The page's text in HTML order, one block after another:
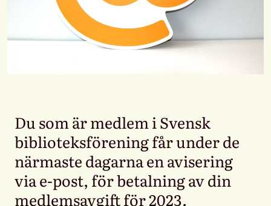
Du som är medlem i Svensk
biblioteksförening får under de
närmaste dagarna en avisering
via e-post, för betalning av din
medlemsavgift för 2023.